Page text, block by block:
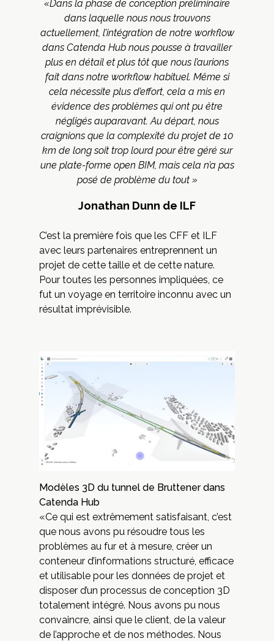
«Dans la phase de conception préliminaire
dans laquelle nous nous trouvons
actuellement, l’intégration de notre workflow
dans Catenda Hub nous pousse à travailler
plus en détail et plus tôt que nous l’aurions
fait dans notre workflow habituel. Même si
cela nécessite plus d’effort, cela a mis en
évidence des problèmes qui ont pu être
négligés auparavant. Au départ, nous
craignions que la complexité du projet de 10
km de long soit trop lourd pour être géré sur
une plate-forme open BIM, mais cela n’a pas
posé de problème du tout »
Jonathan Dunn de ILF
C’est la première fois que les CFF et ILF
avec leurs partenaires entreprennent un
projet de cette taille et de cette nature.
Pour toutes les personnes impliquées, ce
fut un voyage en territoire inconnu avec un
résultat imprévisible.
Modèles 3D du tunnel de Bruttener dans
Catenda Hub
«Ce qui est extrêmement satisfaisant, c’est
que nous avons pu résoudre tous les
problèmes au fur et à mesure, créer un
conteneur d’informations structuré, efficace
et utilisable pour les données de projet et
disposer d’un processus de conception 3D
totalement intégré. Nous avons pu nous
convaincre, ainsi que le client, de la valeur
de l’approche et de nos méthodes. Nous